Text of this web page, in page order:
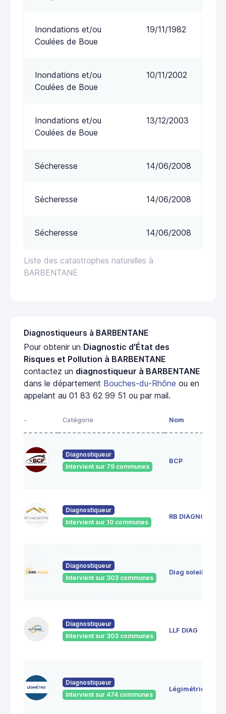
Liste des catastrophes naturelles à
BARBENTANE
Inondations et/ou
Coulées de Boue
19/11/1982
Inondations et/ou
Coulées de Boue
10/11/2002
Inondations et/ou
Coulées de Boue
13/12/2003
Sécheresse 14/06/2008
Sécheresse 14/06/2008
Sécheresse 14/06/2008
Diagnostiqueurs à BARBENTANE
Pour obtenir un Diagnostic d'État des
Risques et Pollution à BARBENTANE
contactez un diagnostiqueur à BARBENTANE
dans le département Bouches-du-Rhône ou en
appelant au 01 83 62 99 51 ou par mail.
- Catégorie Nom
Diagnostiqueur
Intervient sur 79 communes
BCP
Diagnostiqueur
Intervient sur 10 communes
RB DIAGNOSTIC
Diagnostiqueur
Intervient sur 303 communes
Diag soleil
Diagnostiqueur
Intervient sur 303 communes
LLF DIAG
Diagnostiqueur
Intervient sur 474 communes
Légimétrie